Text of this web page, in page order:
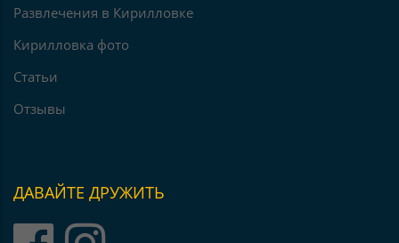
Развлечения в Кирилловке
Кирилловка фото
Статьи
Отзывы
ДАВАЙТЕ ДРУЖИТЬ